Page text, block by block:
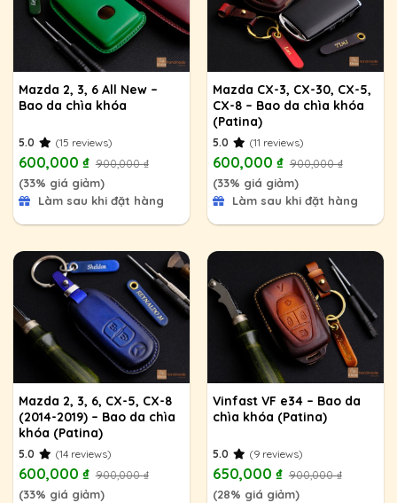
Mazda 2, 3, 6 All New –
Bao da chìa khóa
5.0 (15 reviews)
600,000 ₫ 900,000₫
(33% giá giảm)
Làm sau khi đặt hàng
Mazda CX-3, CX-30, CX-5,
CX-8 – Bao da chìa khóa
(Patina)
5.0 (11 reviews)
600,000 ₫ 900,000₫
(33% giá giảm)
Làm sau khi đặt hàng
Mazda 2, 3, 6, CX-5, CX-8
(2014-2019) – Bao da chìa
khóa (Patina)
5.0 (14 reviews)
600,000 ₫ 900,000₫
(33% giá giảm)
Vinfast VF e34 – Bao da
chìa khóa (Patina)
5.0 (9 reviews)
650,000 ₫ 900,000₫
(28% giá giảm)